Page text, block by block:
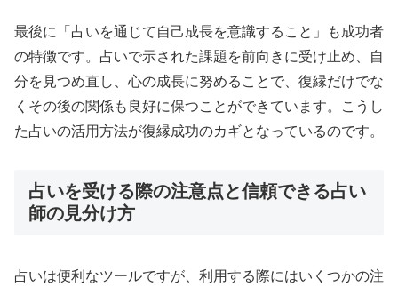
最後に「占いを通じて自己成長を意識すること」も成功者
の特徴です。占いで示された課題を前向きに受け止め、自
分を見つめ直し、心の成長に努めることで、復縁だけでな
くその後の関係も良好に保つことができています。こうし
た占いの活用方法が復縁成功のカギとなっているのです。
占いを受ける際の注意点と信頼できる占い
師の見分け方
占いは便利なツールですが、利用する際にはいくつかの注